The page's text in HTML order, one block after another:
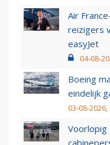
Air
reizigers
easyJet
04-08-
Boeing
eindelijk
03-08-2026,
Voorlopig